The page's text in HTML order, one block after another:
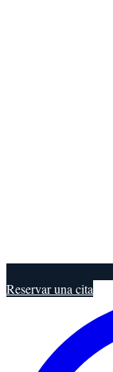
Reservar una cita